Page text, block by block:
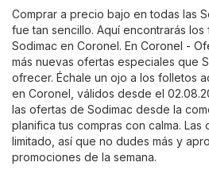
Comprar a precio bajo en todas las
fue tan sencillo. Aquí encontrarás
Sodimac en Coronel. En Coronel -
más nuevas ofertas especiales que
ofrecer. Échale un ojo a los folletos
en Coronel, válidos desde el
las ofertas de Sodimac desde la
planifica tus compras con calma.
limitado, así que no dudes más y
promociones de la semana.